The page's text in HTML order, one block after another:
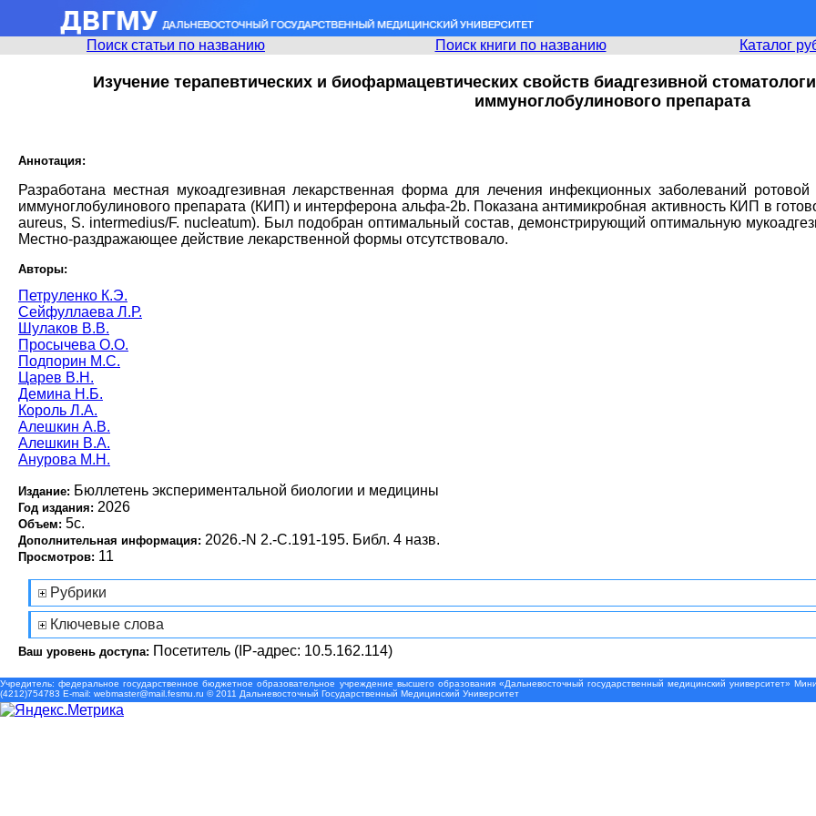
Поиск статьи по названию Поиск книги по названию Каталог
Изучение терапевтических и биофармацевтических свойств биадгезивной
иммуноглобулинового препарата
Аннотация:
Разработана местная мукоадгезивная лекарственная форма для лечения инфекционных заболеваний
иммуноглобулинового препарата (КИП) и интерферона альфа-2b. Показана антимикробная активность КИП в
aureus, S. intermedius/F. nucleatum). Был подобран оптимальный состав, демонстрирующий оптимальную
Местно-раздражающее действие лекарственной формы отсутствовало.
Авторы:
Петруленко К.Э.
Сейфуллаева Л.Р.
Шулаков В.В.
Просычева О.О.
Подпорин М.С.
Царев В.Н.
Демина Н.Б.
Король Л.А.
Алешкин А.В.
Алешкин В.А.
Анурова М.Н.
Издание: Бюллетень экспериментальной биологии и медицины
Год издания: 2026
Объем: 5с.
Дополнительная информация: 2026.-N 2.-С.191-195. Библ. 4 назв.
Просмотров: 11
Рубрики
Ключевые слова
Ваш уровень доступа: Посетитель (IP-адрес: 10.5.162.114)
Учредитель: федеральное государственное бюджетное образовательное учреждение высшего образования «Дальневосточный государственный медицинский университет»
(4212)754783 Е-mail: webmaster@mail.fesmu.ru © 2011 Дальневосточный Государственный Медицинский Университет